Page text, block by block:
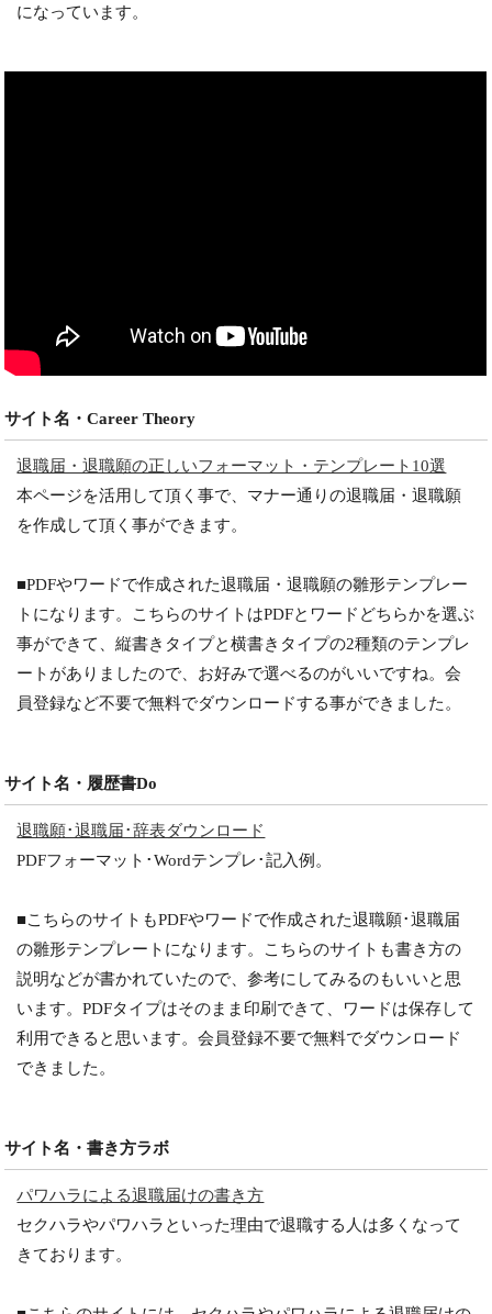
になっています。
サイト名・Career Theory
退職届・退職願の正しいフォーマット・テンプレート10選
本ページを活用して頂く事で、マナー通りの退職届・退職願
を作成して頂く事ができます。
■PDFやワードで作成された退職届・退職願の雛形テンプレー
トになります。こちらのサイトはPDFとワードどちらかを選ぶ
事ができて、縦書きタイプと横書きタイプの2種類のテンプレ
ートがありましたので、お好みで選べるのがいいですね。会
員登録など不要で無料でダウンロードする事ができました。
サイト名・履歴書Do
退職願･退職届･辞表ダウンロード
PDFフォーマット･Wordテンプレ･記入例。
■こちらのサイトもPDFやワードで作成された退職願･退職届
の雛形テンプレートになります。こちらのサイトも書き方の
説明などが書かれていたので、参考にしてみるのもいいと思
います。PDFタイプはそのまま印刷できて、ワードは保存して
利用できると思います。会員登録不要で無料でダウンロード
できました。
サイト名・書き方ラボ
パワハラによる退職届けの書き方
セクハラやパワハラといった理由で退職する人は多くなって
きております。